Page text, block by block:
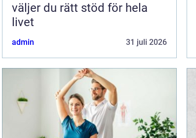
väljer du rätt stöd för hela
livet
admin 31 juli 2026